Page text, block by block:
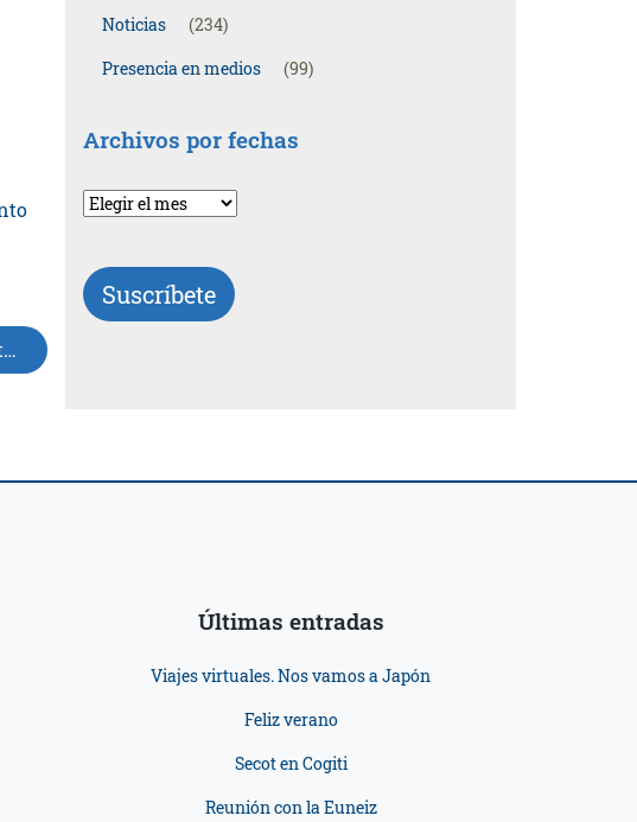
Consejos para un mejor envejecimiento
Noticias
(234)
Presencia en medios
(99)
Archivos por fechas
Archivos
Suscríbete
Últimas entradas
Viajes virtuales. Nos vamos a Japón
Feliz verano
Secot en Cogiti
Reunión con la Euneiz